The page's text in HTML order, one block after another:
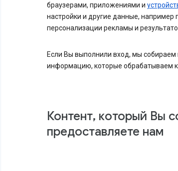
браузерами, приложениями и
настройки и другие данные, например
персонализации рекламы и
Если Вы выполнили вход, мы собираем
информацию, которые обрабатываем
Контент, который Вы
предоставляете нам